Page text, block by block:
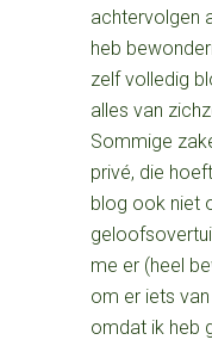
achtervolgen
heb
zelf volledig
alles van
Sommige
privé, die
blog ook niet
me er (heel
om er iets
omdat ik heb